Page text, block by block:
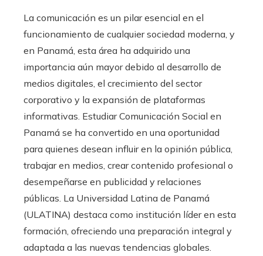
La comunicación es un pilar esencial en el
funcionamiento de cualquier sociedad moderna, y
en Panamá, esta área ha adquirido una
importancia aún mayor debido al desarrollo de
medios digitales, el crecimiento del sector
corporativo y la expansión de plataformas
informativas. Estudiar Comunicación Social en
Panamá se ha convertido en una oportunidad
para quienes desean influir en la opinión pública,
trabajar en medios, crear contenido profesional o
desempeñarse en publicidad y relaciones
públicas. La Universidad Latina de Panamá
(ULATINA) destaca como institución líder en esta
formación, ofreciendo una preparación integral y
adaptada a las nuevas tendencias globales.